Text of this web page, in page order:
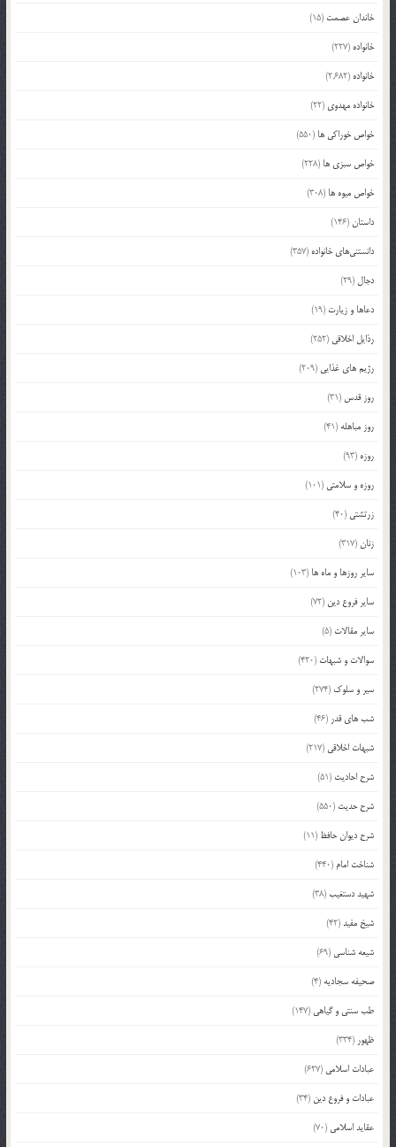
خاندان عصمت (15)
خانواده (227)
خانواده (2,682)
خانواده مهدوی (22)
خواص خوراکی ها (550)
خواص سبزی ها (228)
خواص میوه ها (308)
داستان(146)
دانستنی‌های خانواده (357)
دجال (29)
دعاها و زیارت (19)
رذایل اخلاقی (252)
رژیم های غذایی (209)
روز قدس (31)
روز مباهله (41)
روزه (93)
روزه و سلامتی (101)
زرتشتی (40)
زنان(317)
سایر روزها و ماه ها (103)
سایر فروع دین (72)
سایر مقالات (5)
سوالات و شبهات (420)
سیر و سلوک (274)
شب های قدر (46)
شبهات اخلاقی (217)
شرح احادیث (51)
شرح حدیث (550)
شرح دیوان حافظ (11)
شناخت امام (440)
شهید دستغیب(38)
شیخ مفید(42)
شیعه شناسی (69)
صحیفه سجادیه (4)
طب سنتی و گیاهی (147)
ظهور (334)
عبادات اسلامی (627)
عبادات و فروع دین (34)
عقاید اسلامی (70)